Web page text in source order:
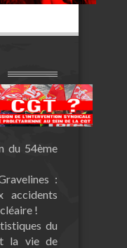
du 54ème
:
accidents
!
du
la vie de